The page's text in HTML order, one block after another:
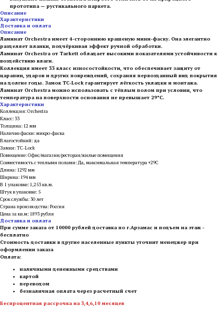
прототипа — рустикального паркета.
Описание
Характеристики
Доставка и оплата
Описание
Ламинат Orchestra имеет 4-стороннюю крашеную мини-фаску. Она элегантно
разделяет планки, подчёркивая эффект ручной обработки.
Ламинат Orchestra от Tarkett обладает высокими показателями устойчивости к
воздействию влаги.
Коллекция имеет 33 класс износостойкости, что обеспечивает защиту от
царапин, ударов и других повреждений, сохраняя первозданный вид покрытия
на долгие годы. Замок TC-Lock гарантирует лёгкость укладки и монтажа.
Ламинат Orchestra можно использовать с тёплым полом при условии, что
температура на поверхности основания не превышает 29°C.
Характеристики
Коллекция: Orchestra
Класс: 33
Толщина: 12 мм
Наличие фаски: микро-фаска
Влагостойкий: да
Замки: TC-Lock
Помещение: Офис/магазин/ресторан/жилые помещения
Совместимость с теплыми полами: Да, максимальная температура +29С
Длина: 1292 мм
Ширина: 194 мм
В 1 упаковке: 1,253 кв.м.
Штук в упаковке: 5
Срок службы: 30 лет
Страна производства: Россия
Цена за кв.м: 1893 рубля
Доставка и оплата
При сумме заказа от 10000 рублей доставка по г.Арзамас и подъем на этаж -
бесплатно
Стоимость доставки в другие населенные пункты уточнит менеджер при
оформлении заказа
Оплата:
наличными денежными средствами
картой
переводом
безналичная оплата через расчетный счет
Беспроцентная рассрочка на 3,4,6,10 месяцев